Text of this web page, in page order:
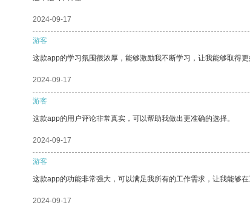
2024-09-17
游客
这款app的学习氛围很浓厚，能够激励我不断学习，让我能够取得更
2024-09-17
游客
这款app的用户评论非常真实，可以帮助我做出更准确的选择。
2024-09-17
游客
这款app的功能非常强大，可以满足我所有的工作需求，让我能够在
2024-09-17